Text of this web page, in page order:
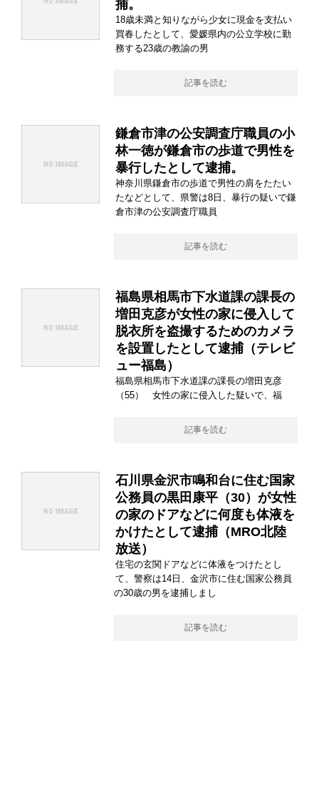
捕。
18歳未満と知りながら少女に現金を支払い
買春したとして、愛媛県内の公立学校に勤
務する23歳の教諭の男
記事を読む
鎌倉市津の公安調査庁職員の小
林一徳が鎌倉市の歩道で男性を
暴行したとして逮捕。
神奈川県鎌倉市の歩道で男性の肩をたたい
たなどとして、県警は8日、暴行の疑いで鎌
倉市津の公安調査庁職員
記事を読む
福島県相馬市下水道課の課長の
増田克彦が女性の家に侵入して
脱衣所を盗撮するためのカメラ
を設置したとして逮捕（テレビ
ュー福島）
福島県相馬市下水道課の課長の増田克彦
（55） 女性の家に侵入した疑いで、福
記事を読む
石川県金沢市鳴和台に住む国家
公務員の黒田康平（30）が女性
の家のドアなどに何度も体液を
かけたとして逮捕（MRO北陸
放送）
住宅の玄関ドアなどに体液をつけたとし
て、警察は14日、金沢市に住む国家公務員
の30歳の男を逮捕しまし
記事を読む